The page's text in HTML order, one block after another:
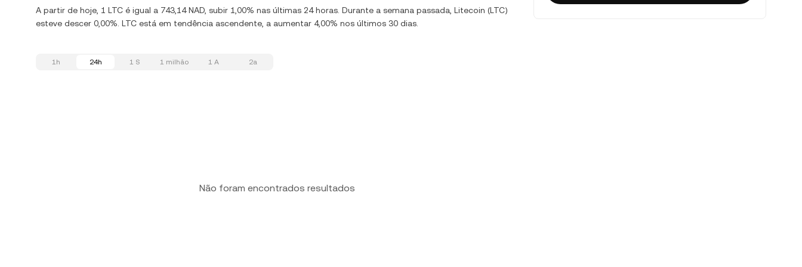
A partir de hoje, 1 LTC é igual a 743,14 NAD, subir 1,00% nas últimas 24 horas. Durante a semana passada, Litecoin (LTC)
esteve descer 0,00%. LTC está em tendência ascendente, a aumentar 4,00% nos últimos 30 dias.
1h 24h 1 S 1 milhão 1 A 2a
Não foram encontrados resultados